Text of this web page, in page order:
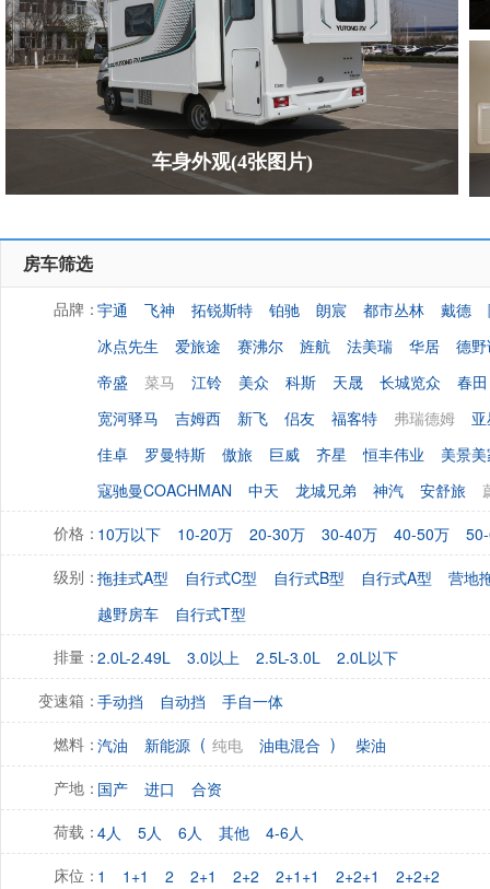
车身外观(4张图片)
房车筛选
品牌：宇通 飞神 拓锐斯特 铂驰 朗宸 都市丛林 戴德
冰点先生
爱旅途 赛沸尔 旌航 法美瑞 华居
德
帝盛
菜马 江铃 美众 科斯 天晟 长城览众
春田
宽河驿马
吉姆西 新飞 侣友 福客特 弗瑞德姆
佳卓
罗曼特斯 傲旅 巨威 齐星 恒丰伟业
美景
寇驰曼COACHMAN
中天 龙城兄弟 神汽 安舒旅
价格：10万以下 10-20万 20-30万 30-40万 40-50万
级别：拖挂式A型 自行式C型 自行式B型 自行式A型
营地
越野房车
自行式T型
排量：2.0L-2.49L 3.0以上 2.5L-3.0L 2.0L以下
变速箱：手动挡 自动挡 手自一体
燃料：汽油 新能源 ( 纯电 油电混合 ) 柴油
产地：国产 进口 合资
荷载：4人 5人 6人 其他 4-6人
床位：1 1+1 2 2+1 2+2 2+1+1 2+2+1 2+2+2